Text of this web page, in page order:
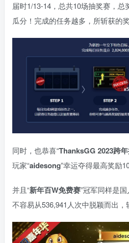
届时1/13-14，总共10场抽奖赛，总
瓜分！完成的任务越多，所斩获的
同时，也恭喜“ThanksGG 2023跨
玩家“aidesong”幸运夺得最高奖励
并且“新年百W免费赛”冠军同样是国
不容易从536,941人次中脱颖而出，